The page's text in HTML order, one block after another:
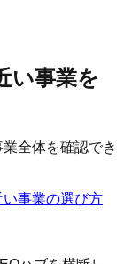
い事業を
全体を確認でき
い事業の選び方